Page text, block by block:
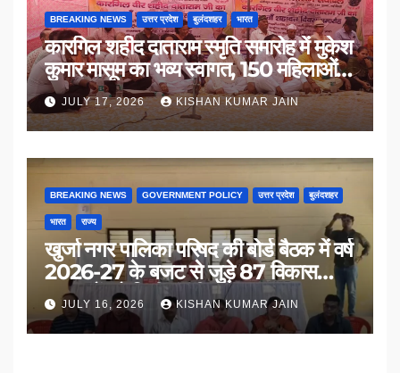
BREAKING NEWS उत्तर प्रदेश बुलंदशहर भारत
कारगिल शहीद दाताराम स्मृति समारोह में मुकेश
कुमार मासूम का भव्य स्वागत, 150 महिलाओं
का सम्मान
JULY 17, 2026 KISHAN KUMAR JAIN
BREAKING NEWS GOVERNMENT POLICY उत्तर प्रदेश बुलंदशहर
भारत राज्य
खुर्जा नगर पालिका परिषद की बोर्ड बैठक में वर्ष
2026-27 के बजट से जुड़े 87 विकास
प्रस्तावों को मिली मंजूरी
JULY 16, 2026 KISHAN KUMAR JAIN